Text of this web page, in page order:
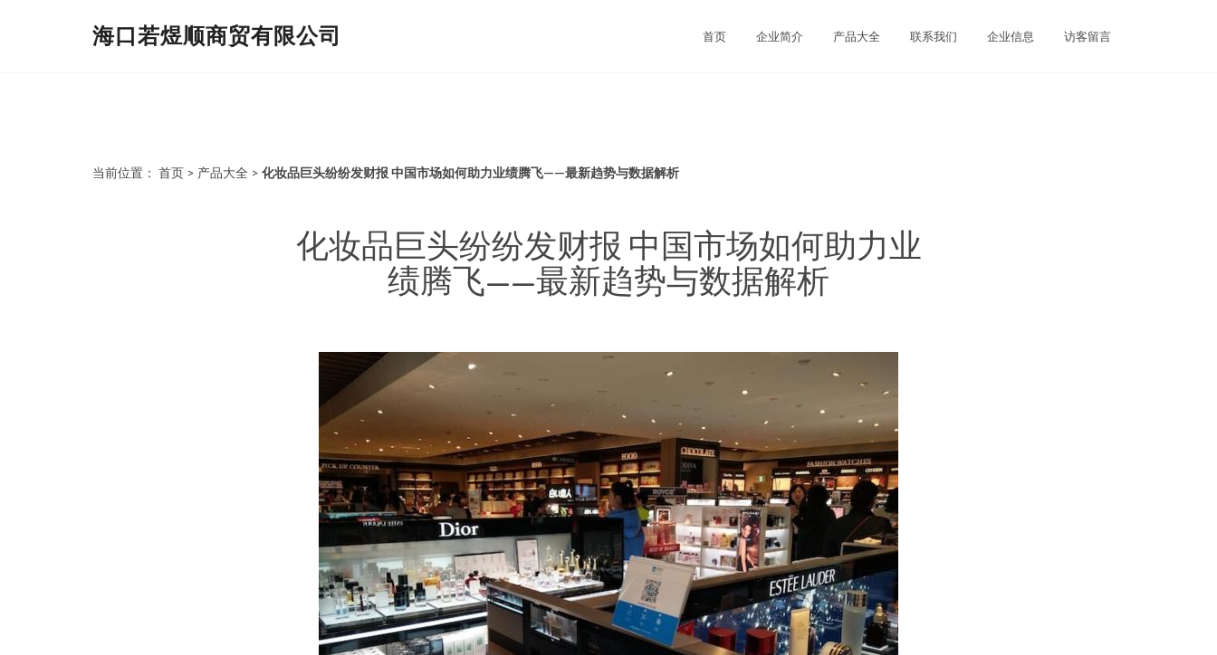
海口若煜顺商贸有限公司 首页 企业简介 产品大全 联系我们 企业信息 访客留言
当前位置： 首页 > 产品大全 > 化妆品巨头纷纷发财报 中国市场如何助力业绩腾飞——最新趋势与数据解析
化妆品巨头纷纷发财报 中国市场如何助力业
绩腾飞——最新趋势与数据解析